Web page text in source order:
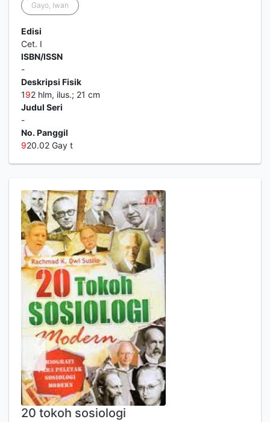
Gayo, Iwan
Edisi
Cet. I
ISBN/ISSN
-
Deskripsi Fisik
192 hlm, ilus.; 21 cm
Judul Seri
-
No. Panggil
920.02 Gay t
20 tokoh sosiologi